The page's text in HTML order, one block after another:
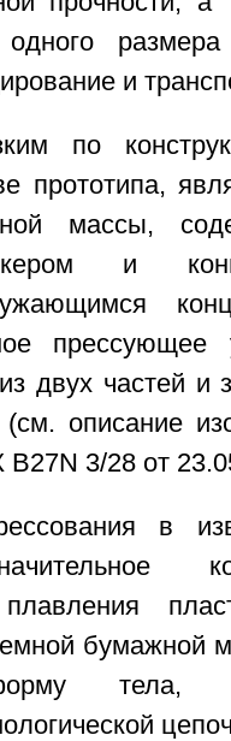
одного
и
по
прототипа,
массы,
и
прессующее
двух частей и
описание
3/28 от
в
бумажной
тела,